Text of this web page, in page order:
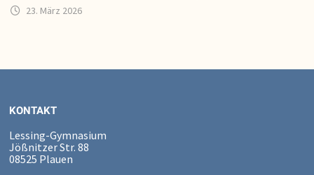
23. März 2026
KONTAKT
Lessing-Gymnasium
Jößnitzer Str. 88
08525 Plauen